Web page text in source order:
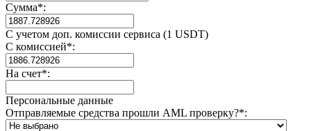
Сумма*:
С учетом доп. комиссии сервиса (1 USDT)
С комиссией*:
На счет*:
Персональные данные
Отправляемые средства прошли AML проверку?*: